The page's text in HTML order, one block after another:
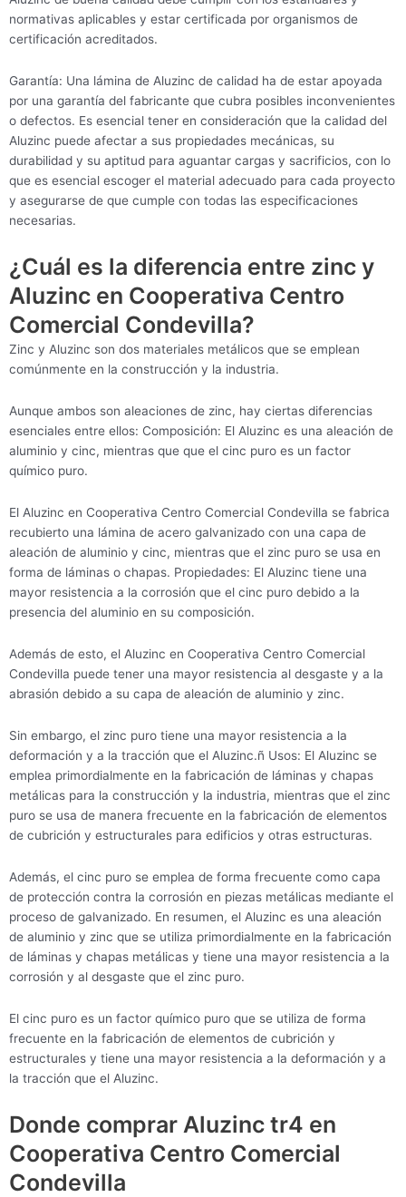
normativas aplicables y estar certificada por organismos de
certificación acreditados.
Garantía: Una lámina de Aluzinc de calidad ha de estar apoyada
por una garantía del fabricante que cubra posibles inconvenientes
o defectos. Es esencial tener en consideración que la calidad del
Aluzinc puede afectar a sus propiedades mecánicas, su
durabilidad y su aptitud para aguantar cargas y sacrificios, con lo
que es esencial escoger el material adecuado para cada proyecto
y asegurarse de que cumple con todas las especificaciones
necesarias.
¿Cuál es la diferencia entre zinc y
Aluzinc en Cooperativa Centro
Comercial Condevilla?
Zinc y Aluzinc son dos materiales metálicos que se emplean
comúnmente en la construcción y la industria.
Aunque ambos son aleaciones de zinc, hay ciertas diferencias
esenciales entre ellos: Composición: El Aluzinc es una aleación de
aluminio y cinc, mientras que que el cinc puro es un factor
químico puro.
El Aluzinc en Cooperativa Centro Comercial Condevilla se fabrica
recubierto una lámina de acero galvanizado con una capa de
aleación de aluminio y cinc, mientras que el zinc puro se usa en
forma de láminas o chapas. Propiedades: El Aluzinc tiene una
mayor resistencia a la corrosión que el cinc puro debido a la
presencia del aluminio en su composición.
Además de esto, el Aluzinc en Cooperativa Centro Comercial
Condevilla puede tener una mayor resistencia al desgaste y a la
abrasión debido a su capa de aleación de aluminio y zinc.
Sin embargo, el zinc puro tiene una mayor resistencia a la
deformación y a la tracción que el Aluzinc.ñ Usos: El Aluzinc se
emplea primordialmente en la fabricación de láminas y chapas
metálicas para la construcción y la industria, mientras que el zinc
puro se usa de manera frecuente en la fabricación de elementos
de cubrición y estructurales para edificios y otras estructuras.
Además, el cinc puro se emplea de forma frecuente como capa
de protección contra la corrosión en piezas metálicas mediante el
proceso de galvanizado. En resumen, el Aluzinc es una aleación
de aluminio y zinc que se utiliza primordialmente en la fabricación
de láminas y chapas metálicas y tiene una mayor resistencia a la
corrosión y al desgaste que el zinc puro.
El cinc puro es un factor químico puro que se utiliza de forma
frecuente en la fabricación de elementos de cubrición y
estructurales y tiene una mayor resistencia a la deformación y a
la tracción que el Aluzinc.
Donde comprar Aluzinc tr4 en
Cooperativa Centro Comercial
Condevilla